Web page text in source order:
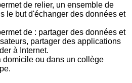
de relier, un ensemble de
le but d'échanger des données et
de : partager des données et
partager des applications
à Internet.
domicile ou dans un collège